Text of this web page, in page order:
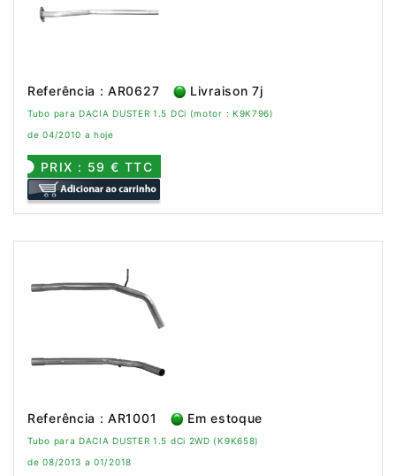
Referência : AR0627 Livraison 7j
Tubo para DACIA DUSTER 1.5 DCi (motor : K9K796)
de 04/2010 a hoje
PRIX : 59 € TTC
Referência : AR1001 Em estoque
Tubo para DACIA DUSTER 1.5 dCi 2WD (K9K658)
de 08/2013 a 01/2018